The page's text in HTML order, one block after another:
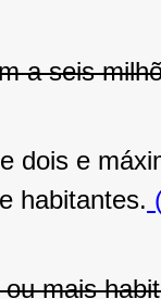
a seis
dois e
habitantes.
mais